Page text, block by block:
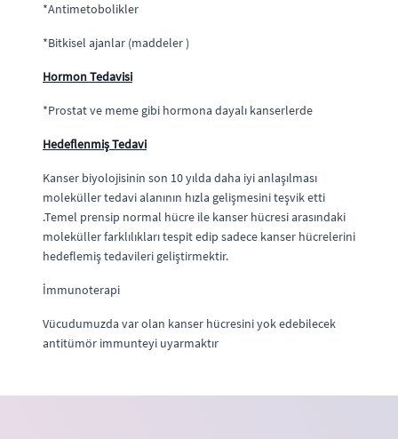
*Antimetobolikler
*Bitkisel ajanlar (maddeler )
Hormon Tedavisi
*Prostat ve meme gibi hormona dayalı kanserlerde
Hedeflenmiş Tedavi
Kanser biyolojisinin son 10 yılda daha iyi anlaşılması
moleküller tedavi alanının hızla gelişmesini teşvik etti
.Temel prensip normal hücre ile kanser hücresi arasındaki
moleküller farklılıkları tespit edip sadece kanser hücrelerini
hedeflemiş tedavileri geliştirmektir.
İmmunoterapi
Vücudumuzda var olan kanser hücresini yok edebilecek
antitümör immunteyi uyarmaktır